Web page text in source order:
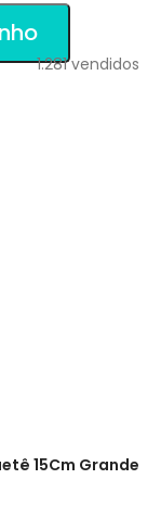
1.281vendidos
15Cm Grande